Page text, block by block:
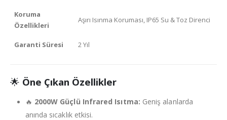
Koruma
Özellikleri
Aşırı Isınma Koruması, IP65 Su & Toz Direnci
Garanti Süresi 2 Yıl
🌟 Öne Çıkan Özellikler
🔥 2000W Güçlü Infrared Isıtma: Geniş alanlarda
anında sıcaklık etkisi.